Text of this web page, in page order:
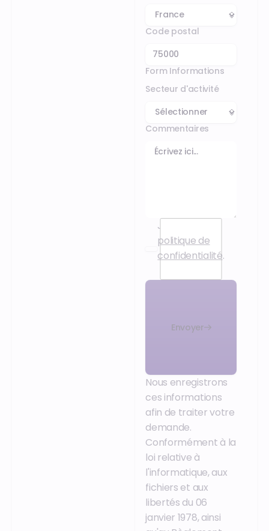
Code postal
Form Informations
Secteur d'activité
Commentaires
J’accepte la
politique de
confidentialité.
Envoyer
Nous enregistrons
ces informations
afin de traiter votre
demande.
Conformément à la
loi relative à
l'informatique, aux
fichiers et aux
libertés du 06
janvier 1978, ainsi